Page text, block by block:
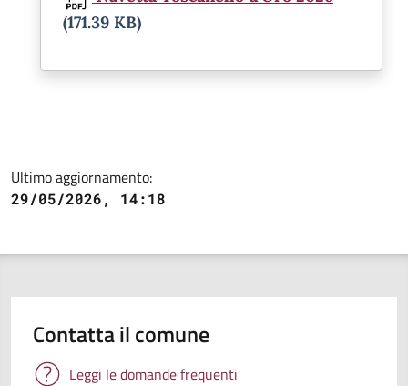
(171.39 KB)
Ultimo aggiornamento:
29/05/2026, 14:18
Contatta il comune
Leggi le domande frequenti